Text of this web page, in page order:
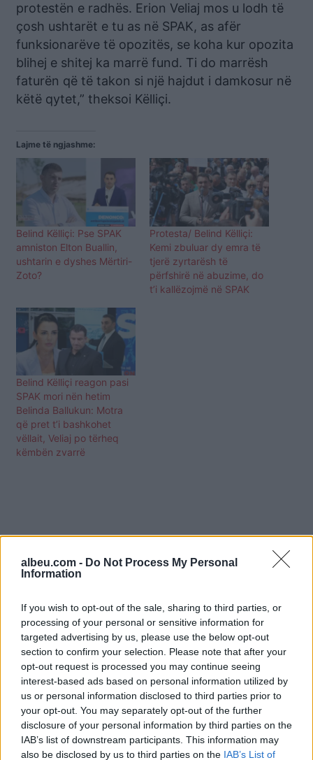
albeu.com - Do Not Process My Personal
Information
If you wish to opt-out of the sale, sharing to third parties, or
processing of your personal or sensitive information for
targeted advertising by us, please use the below opt-out
section to confirm your selection. Please note that after your
opt-out request is processed you may continue seeing
interest-based ads based on personal information utilized by
us or personal information disclosed to third parties prior to
your opt-out. You may separately opt-out of the further
disclosure of your personal information by third parties on the
IAB’s list of downstream participants. This information may
also be disclosed by us to third parties on the IAB’s List of
protestën e radhës. Erion Veliaj mos u lodh të
çosh ushtarët e tu as në SPAK, as afër
funksionarëve të opozitës, se koha kur opozita
blihej e shitej ka marrë fund. Ti do marrësh
faturën që të takon si një hajdut i damkosur në
këtë qytet,” theksoi Këlliçi.
Lajme të ngjashme:
Belind Këlliçi: Pse SPAK
amniston Elton Buallin,
ushtarin e dyshes Mërtiri-
Zoto?
Protesta/ Belind Këlliçi:
Kemi zbuluar dy emra të
tjerë zyrtarësh të
përfshirë në abuzime, do
t’i kallëzojmë në SPAK
Belind Këlliçi reagon pasi
SPAK mori nën hetim
Belinda Ballukun: Motra
që pret t’i bashkohet
vëllait, Veliaj po tërheq
këmbën zvarrë
Shtuarmë8.08.2024 12:20
Tags:
Këlliçi , organizate , proteta ,
SPAK